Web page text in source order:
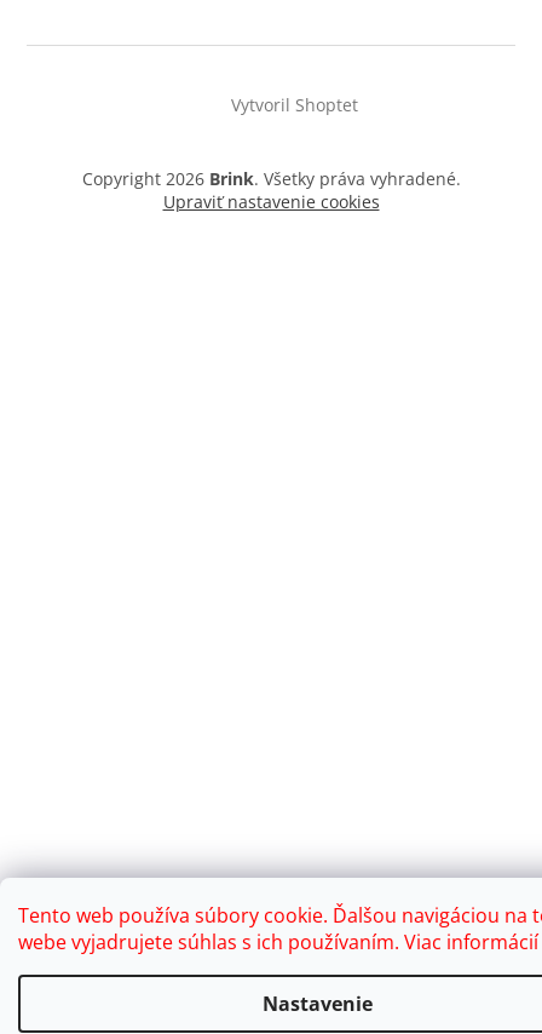
Tento web používa súbory cookie. Ďalšou navigáciou na
webe vyjadrujete súhlas s ich používaním. Viac informácií
Nastavenie
Vytvoril Shoptet
Copyright 2026 Brink. Všetky práva vyhradené.
Upraviť nastavenie cookies